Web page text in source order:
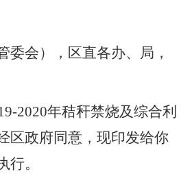
委会），区直各办、局，
2020年秸秆禁烧及综合利
区政府同意，现印发给你
行。